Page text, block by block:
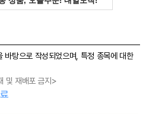
바탕으로 작성되었으며, 특정 종목에 대한
재배포 금지>